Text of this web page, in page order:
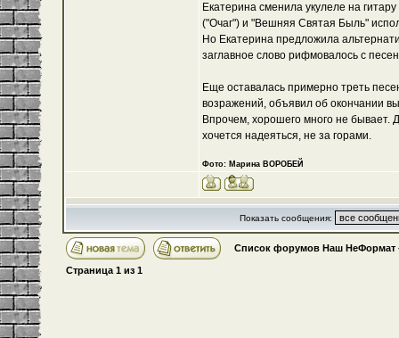
Екатерина сменила укулеле на
("Очаг") и "Вешняя Святая Быль"
Но Екатерина предложила
заглавное слово рифмовалось с
Еще оставалась примерно треть
возражений, объявил об окончании
Впрочем, хорошего много не бывает.
хочется надеяться, не за горами.
Фото: Марина ВОРОБЕЙ
Показать сообщения:
Список форумов Наш НеФормат
Страница 1 из 1